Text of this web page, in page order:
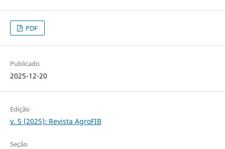
PDF
Publicado
2025-12-20
Edição
v. 5 (2025): Revista AgroFIB
Seção